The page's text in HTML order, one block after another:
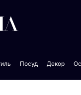
Посуд Декор